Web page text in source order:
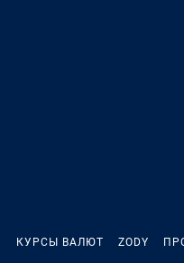
КУРСЫ ВАЛЮТ ZODY